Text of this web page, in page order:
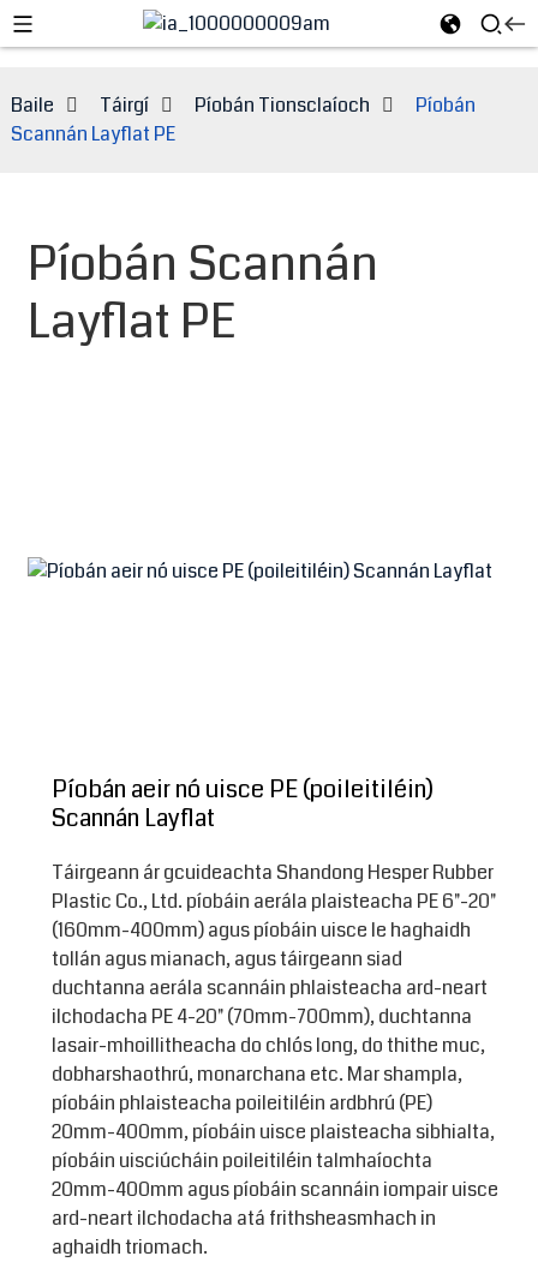
Baile Táirgí Píobán Tionsclaíoch
Píobán
Scannán Layflat PE
Píobán Scannán
Layflat PE
Píobán aeir nó uisce PE (poileitiléin)
Scannán Layflat
Táirgeann ár gcuideachta Shandong Hesper Rubber
Plastic Co., Ltd. píobáin aerála plaisteacha PE 6"-20"
(160mm-400mm) agus píobáin uisce le haghaidh
tollán agus mianach, agus táirgeann siad
duchtanna aerála scannáin phlaisteacha ard-neart
ilchodacha PE 4-20" (70mm-700mm), duchtanna
lasair-mhoillitheacha do chlós long, do thithe muc,
dobharshaothrú, monarchana etc. Mar shampla,
píobáin phlaisteacha poileitiléin ardbhrú (PE)
20mm-400mm, píobáin uisce plaisteacha sibhialta,
píobáin uisciúcháin poileitiléin talmhaíochta
20mm-400mm agus píobáin scannáin iompair uisce
ard-neart ilchodacha atá frithsheasmhach in
aghaidh triomach.